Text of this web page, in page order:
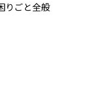
りごと全般